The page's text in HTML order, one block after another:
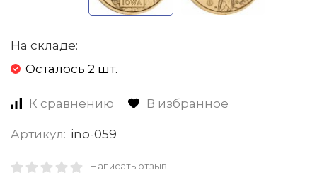
На складе:
Осталось 2 шт.
К сравнению В избранное
Артикул: ino-059
Написать отзыв